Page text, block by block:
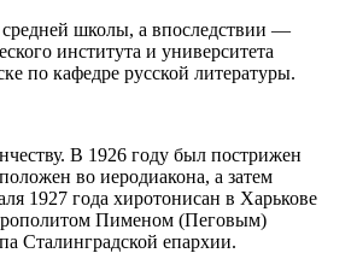
школы, а впоследствии —
института и университета
по кафедре русской литературы.
В 1926 году был пострижен
во иеродиакона, а затем
1927 года хиротонисан в Харькове
Пименом (Пеговым)
Сталинградской епархии.